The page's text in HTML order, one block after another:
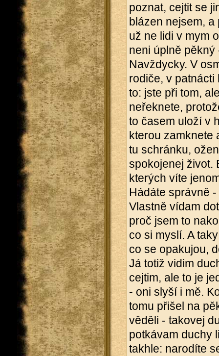
poznat, cejtit se
blázen nejsem, a
už ne lidi v mym
neni úplně
Navždycky. V
rodiče, v
to: jste při tom,
neřeknete,
to časem uloží v
kterou zamknete
tu schránku,
spokojenej život.
kterých víte
Hádáte správně
Vlastně vídam
proč jsem to
co si myslí. A
co se opakujou,
Já totiž vidim
cejtim, ale to je
- oni slyší i mě.
tomu přišel na
věděli - takovej
potkávam duchy
takhle: narodíte